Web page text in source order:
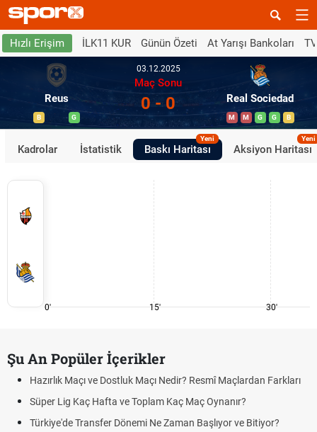
Hızlı Erişim İLK11 KUR Günün Özeti At Yarışı Bankoları
Reus
B G
03.12.2025
Maç Sonu
0 - 0 Real Sociedad
M M G G B
Kadrolar İstatistik Baskı Haritası
Yeni
Aksiyon Haritası
Yeni
0' 15' 30'
Şu An Popüler İçerikler
Hazırlık Maçı ve Dostluk Maçı Nedir? Resmî Maçlardan Farkları
Süper Lig Kaç Hafta ve Toplam Kaç Maç Oynanır?
Türkiye'de Transfer Dönemi Ne Zaman Başlıyor ve Bitiyor?